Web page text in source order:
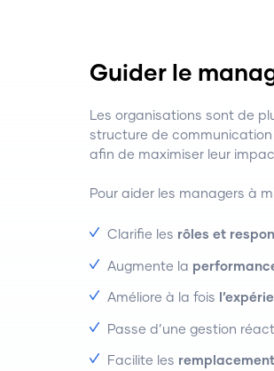
Guider le
Les organisations sont de
structure de communication
afin de maximiser leur
Pour aider les managers à
Clarifie les rôles et
Augmente la
Améliore à la fois
Passe d’une gestion
Facilite les